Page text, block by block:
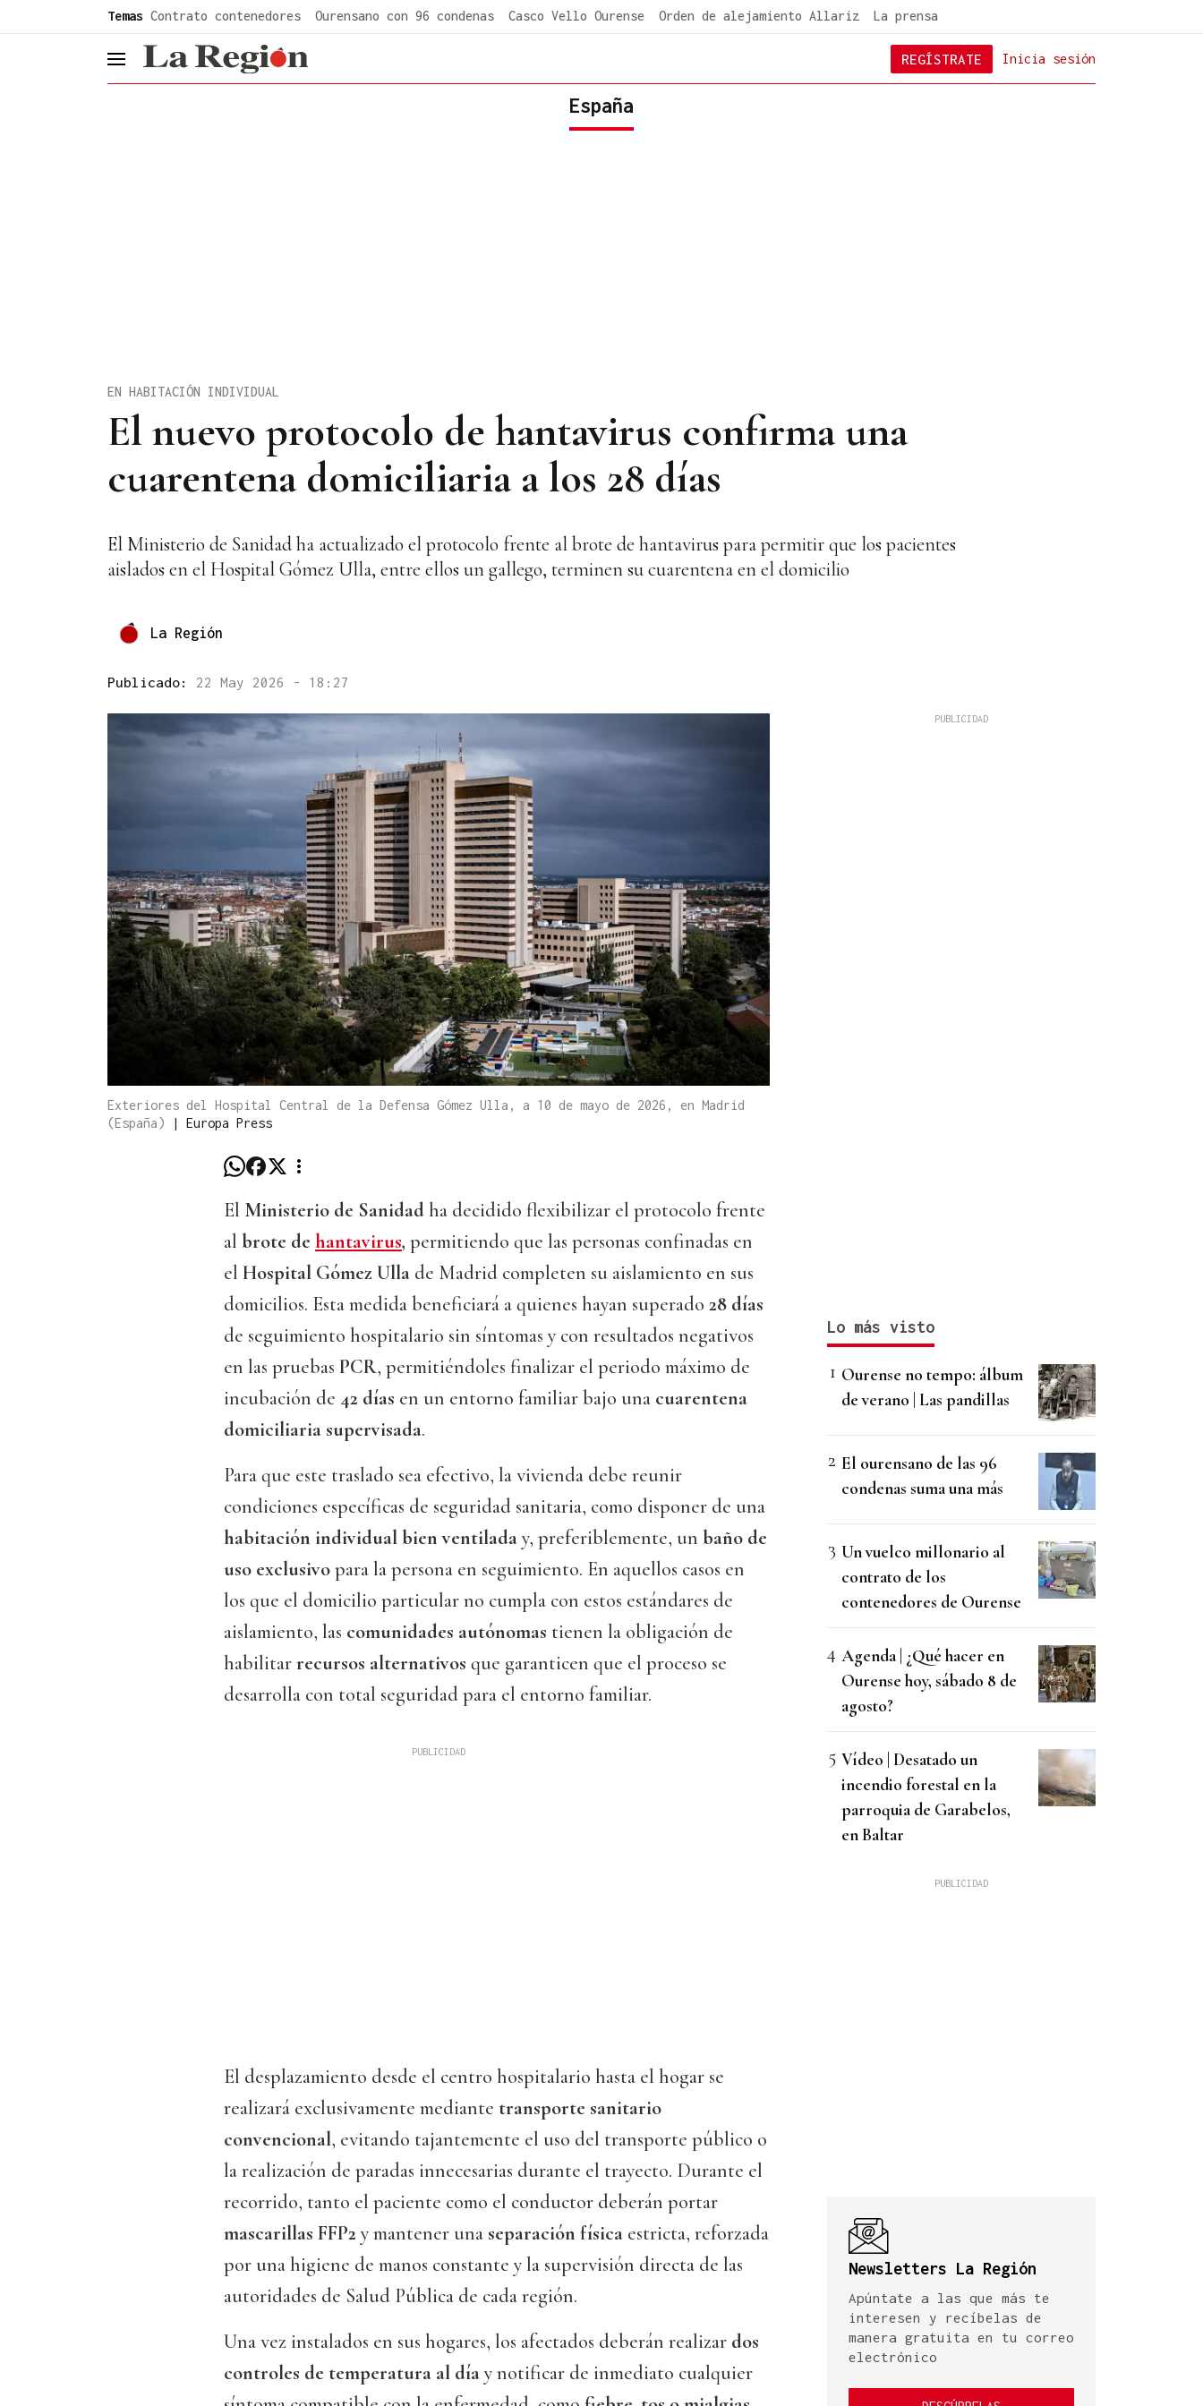
Temas Contrato contenedores Ourensano con 96 condenas Casco Vello Ourense Orden de alejamiento Allariz La prensa
header.menu.open Inicia sesión
REGÍSTRATE
España
El nuevo protocolo de hantavirus confirma una
cuarentena domiciliaria a los 28 días
EN HABITACIÓN INDIVIDUAL
El Ministerio de Sanidad ha actualizado el protocolo frente al brote de hantavirus para permitir que los pacientes
aislados en el Hospital Gómez Ulla, entre ellos un gallego, terminen su cuarentena en el domicilio
La Región
Publicado: 22 May 2026 - 18:27
Exteriores del Hospital Central de la Defensa Gómez Ulla, a 10 de mayo de 2026, en Madrid
(España)
| Europa Press
El Ministerio de Sanidadha decidido flexibilizar el protocolo frente
al brote de hantavirus, permitiendo que las personas confinadas en
el Hospital Gómez Ulla de Madrid completen su aislamiento en sus
domicilios. Esta medida beneficiará a quienes hayan superado 28 días
de seguimiento hospitalario sin síntomas y con resultados negativos
en las pruebas PCR, permitiéndoles finalizar el periodo máximo de
incubación de 42 días en un entorno familiar bajo una cuarentena
domiciliaria supervisada.
Para que este traslado sea efectivo, la vivienda debe reunir
condiciones específicas de seguridad sanitaria, como disponer de una
habitación individual bien ventiladay, preferiblemente, un baño de
uso exclusivopara la persona en seguimiento. En aquellos casos en
los que el domicilio particular no cumpla con estos estándares de
aislamiento, las comunidades autónomas tienen la obligación de
habilitarrecursos alternativos que garanticen que el proceso se
desarrolla con total seguridad para el entorno familiar.
El desplazamiento desde el centro hospitalario hasta el hogar se
realizará exclusivamente mediante transporte sanitario
convencional, evitando tajantemente el uso del transporte público o
la realización de paradas innecesarias durante el trayecto. Durante el
recorrido, tanto el paciente como el conductor deberán portar
mascarillas FFP2 y mantener una separación física estricta, reforzada
por una higiene de manos constante y la supervisión directa de las
autoridades de Salud Pública de cada región.
Una vez instalados en sus hogares, los afectados deberán realizar dos
controles de temperatura al díay notificar de inmediato cualquier
Lo más visto
Ourense no tempo: álbum
de verano | Las pandillas
El ourensano de las 96
condenas suma una más
Un vuelco millonario al
contrato de los
contenedores de Ourense
Agenda | ¿Qué hacer en
Ourense hoy, sábado 8 de
agosto?
Vídeo | Desatado un
incendio forestal en la
parroquia de Garabelos,
en Baltar
Newsletters La Región
Apúntate a las que más te
interesen y recíbelas de
manera gratuita en tu correo
electrónico